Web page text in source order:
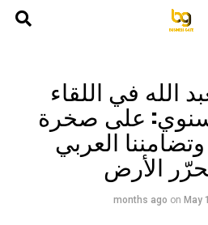
الله في اللقاء
على صخرة
العربي
الأرض
on May